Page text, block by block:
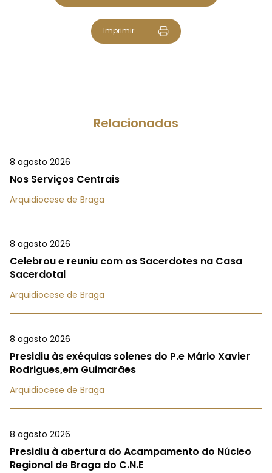
Imprimir
Relacionadas
8 agosto 2026
Nos Serviços Centrais
Arquidiocese de Braga
8 agosto 2026
Celebrou e reuniu com os Sacerdotes na Casa
Sacerdotal
Arquidiocese de Braga
8 agosto 2026
Presidiu às exéquias solenes do P.e Mário Xavier
Rodrigues,em Guimarães
Arquidiocese de Braga
8 agosto 2026
Presidiu à abertura do Acampamento do Núcleo
Regional de Braga do C.N.E